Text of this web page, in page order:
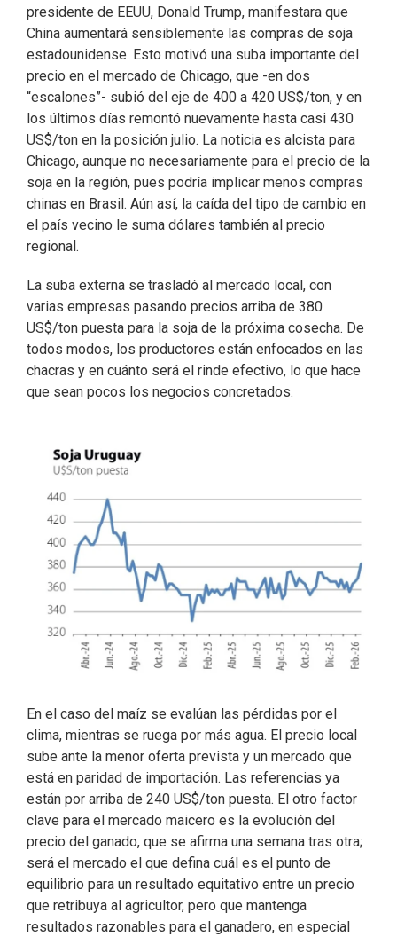
presidente de EEUU, Donald Trump, manifestara que
China aumentará sensiblemente las compras de soja
estadounidense. Esto motivó una suba importante del
precio en el mercado de Chicago, que -en dos
“escalones”- subió del eje de 400 a 420 US$/ton, y en
los últimos días remontó nuevamente hasta casi 430
US$/ton en la posición julio. La noticia es alcista para
Chicago, aunque no necesariamente para el precio de la
soja en la región, pues podría implicar menos compras
chinas en Brasil. Aún así, la caída del tipo de cambio en
el país vecino le suma dólares también al precio
regional.
La suba externa se trasladó al mercado local, con
varias empresas pasando precios arriba de 380
US$/ton puesta para la soja de la próxima cosecha. De
todos modos, los productores están enfocados en las
chacras y en cuánto será el rinde efectivo, lo que hace
que sean pocos los negocios concretados.
En el caso del maíz se evalúan las pérdidas por el
clima, mientras se ruega por más agua. El precio local
sube ante la menor oferta prevista y un mercado que
está en paridad de importación. Las referencias ya
están por arriba de 240 US$/ton puesta. El otro factor
clave para el mercado maicero es la evolución del
precio del ganado, que se afirma una semana tras otra;
será el mercado el que defina cuál es el punto de
equilibrio para un resultado equitativo entre un precio
que retribuya al agricultor, pero que mantenga
resultados razonables para el ganadero, en especial